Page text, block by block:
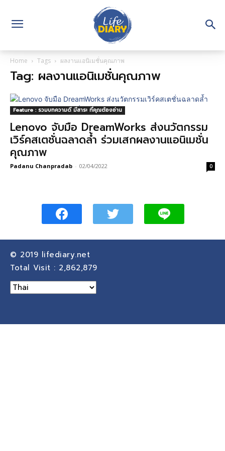
Home Tags ผลงานแอนิเมชั่นคุณภาพ
Tag: ผลงานแอนิเมชั่นคุณภาพ
Feature : รวมบทความดี มีสาระ ที่คุณต้องอ่าน
Lenovo จับมือ DreamWorks ส่งนวัตกรรม
เวิร์คสเตชั่นฉลาดล้ำ ร่วมเสกผลงานแอนิเมชั่น
คุณภาพ
Padanu Chanpradab - 02/04/2022 0
© 2019 lifediary.net
Total Visit : 2,862,879